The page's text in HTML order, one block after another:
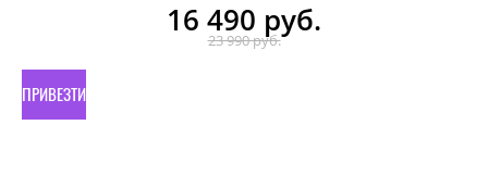
16 490 руб.
23 990 руб.
ПРИВЕЗТИ